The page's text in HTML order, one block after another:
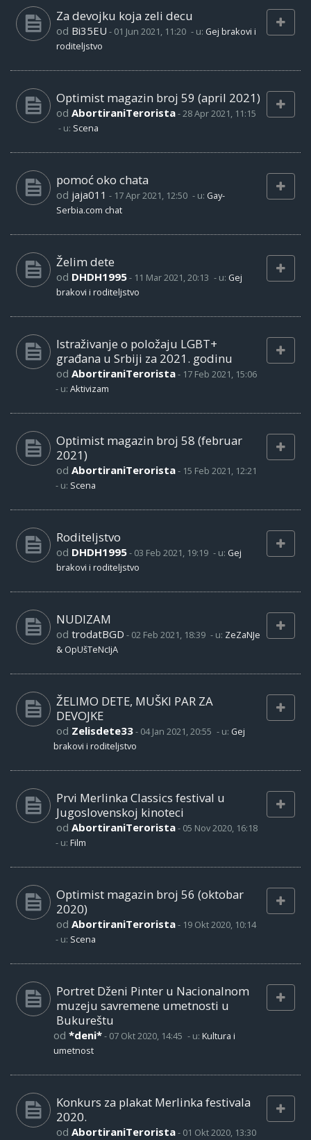
Za devojku koja zeli decu
od Bi35EU - 01 Jun 2021, 11:20 - u: Gej brakovi i
roditeljstvo
Optimist magazin broj 59 (april 2021)
od AbortiraniTerorista-28 Apr 2021, 11:15
- u: Scena
pomoć oko chata
od jaja011 - 17 Apr 2021, 12:50 - u: Gay-
Serbia.com chat
Želim dete
od DHDH1995- 11 Mar 2021, 20:13 - u: Gej
brakovi i roditeljstvo
Istraživanje o položaju LGBT+
građana u Srbiji za 2021. godinu
od AbortiraniTerorista- 17 Feb 2021, 15:06
- u: Aktivizam
Optimist magazin broj 58 (februar
2021)
od AbortiraniTerorista- 15 Feb 2021, 12:21
- u: Scena
Roditeljstvo
od DHDH1995- 03 Feb 2021, 19:19 - u: Gej
brakovi i roditeljstvo
NUDIZAM
od trodatBGD - 02 Feb 2021, 18:39 - u: ZeZaNJe
& OpUšTeNcIjA
ŽELIMO DETE, MUŠKI PAR ZA
DEVOJKE
od Zelisdete33- 04 Jan 2021, 20:55 - u: Gej
brakovi i roditeljstvo
Prvi Merlinka Classics festival u
Jugoslovenskoj kinoteci
od AbortiraniTerorista- 05 Nov 2020, 16:18
- u: Film
Optimist magazin broj 56 (oktobar
2020)
od AbortiraniTerorista- 19 Okt 2020, 10:14
- u: Scena
Portret Dženi Pinter u Nacionalnom
muzeju savremene umetnosti u
Bukureštu
od *deni*- 07 Okt 2020, 14:45 - u: Kultura i
umetnost
Konkurs za plakat Merlinka festivala
2020.
od AbortiraniTerorista- 01 Okt 2020, 13:30